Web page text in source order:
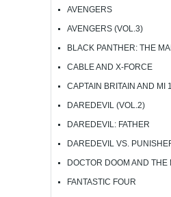
AVENGERS
AVENGERS (VOL.3)
BLACK PANTHER: THE
CABLE AND X-FORCE
CAPTAIN BRITAIN AND MI
DAREDEVIL (VOL.2)
DAREDEVIL: FATHER
DAREDEVIL VS.
DOCTOR DOOM AND THE
FANTASTIC FOUR